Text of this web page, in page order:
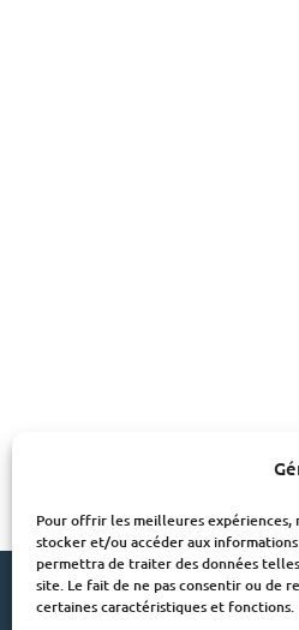
Pour offrir les meilleures expériences,
stocker et/ou accéder aux
permettra de traiter des données
site. Le fait de ne pas consentir ou de
certaines caractéristiques et fonctions.
©